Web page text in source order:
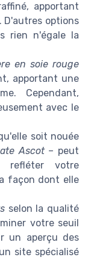
apportant
D'autres options
rien n'égale la
en soie rouge
apportant une
Cependant,
avec le
soit nouée
Ascot– peut
refléter votre
façon dont elle
selon la qualité
votre seuil
un aperçu des
site spécialisé